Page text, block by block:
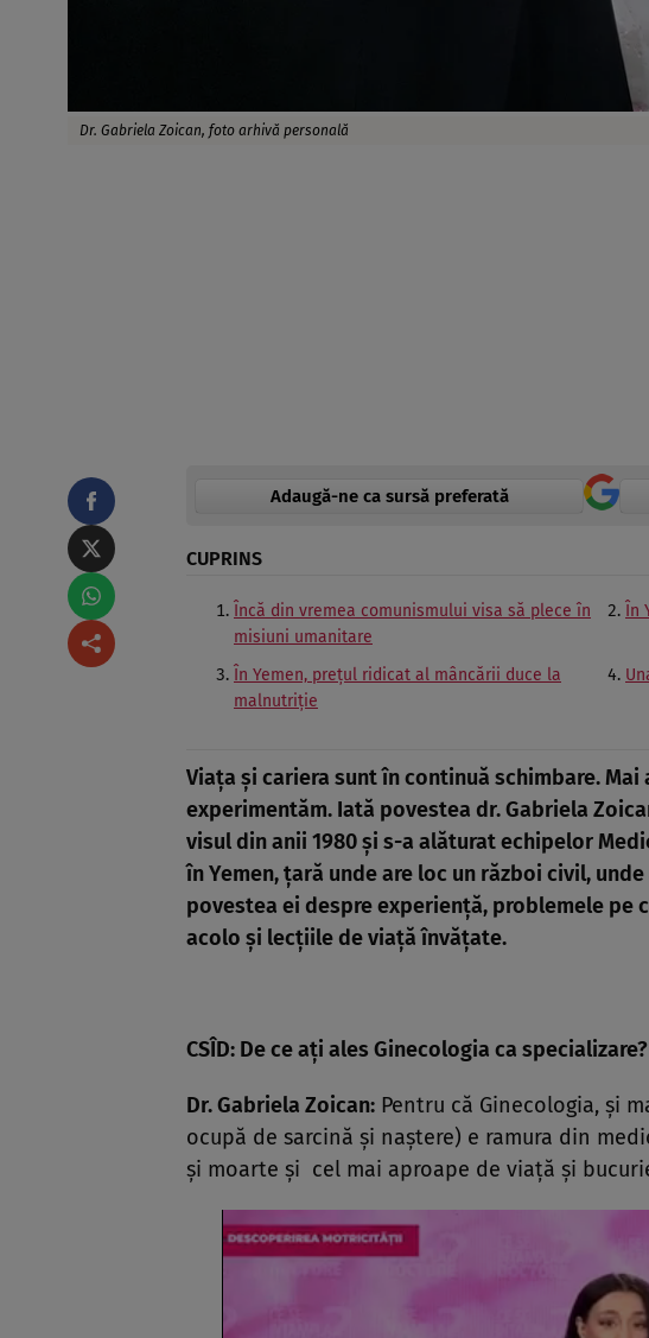
Dr. Gabriela Zoican, foto arhivă personală
Adaugă-ne ca sursă preferată
CUPRINS
Încă din vremea comunismului visa să plece în
misiuni umanitare
În
În Yemen, prețul ridicat al mâncării duce la
malnutriție
Viața și cariera sunt în continuă schimbare. Mai
experimentăm. Iată povestea dr. Gabriela
visul din anii 1980 și s-a alăturat echipelor
în Yemen, țară unde are loc un război civil,
povestea ei despre experiență, problemele pe
acolo și lecțiile de viață învățate.
CSÎD: De ce ați ales Ginecologia ca specializare?
Dr. Gabriela Zoican: Pentru că Ginecologia, și
ocupă de sarcină și naștere) e ramura din
și moarte și cel mai aproape de viață și